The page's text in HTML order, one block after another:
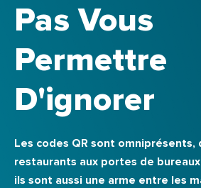
Pas Vous
Permettre
D'ignorer
Les codes QR sont omniprésents,
restaurants aux portes de
ils sont aussi une arme entre les